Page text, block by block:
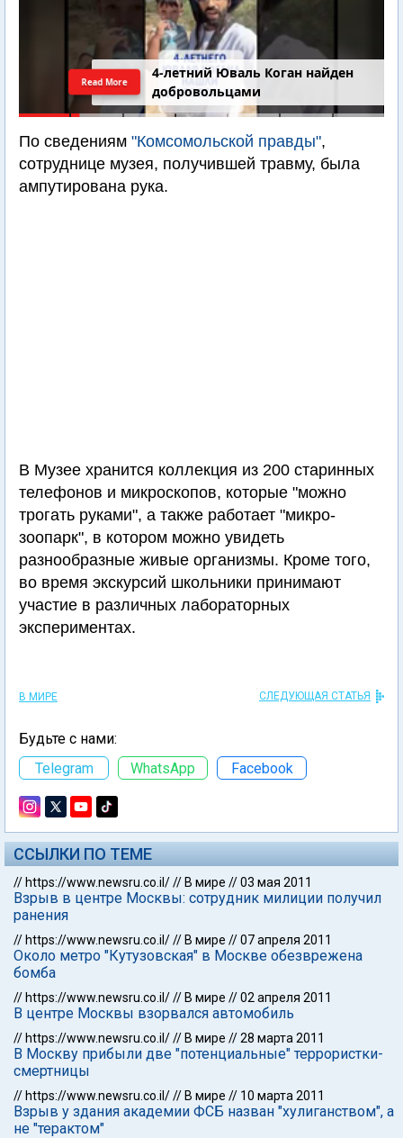
4-летний Юваль Коган найден
добровольцами
Read More
По сведениям "Комсомольской правды",
сотруднице музея, получившей травму, была
ампутирована рука.
В Музее хранится коллекция из 200 старинных
телефонов и микроскопов, которые "можно
трогать руками", а также работает "микро-
зоопарк", в котором можно увидеть
разнообразные живые организмы. Кроме того,
во время экскурсий школьники принимают
участие в различных лабораторных
экспериментах.
В МИРЕ СЛЕДУЮЩАЯ СТАТЬЯ
Будьте с нами:
Telegram
WhatsApp Facebook
ССЫЛКИ ПО ТЕМЕ
// https://www.newsru.co.il/// В мире //03 мая 2011
Взрыв в центре Москвы: сотрудник милиции получил
ранения
// https://www.newsru.co.il/// В мире //07 апреля 2011
Около метро "Кутузовская" в Москве обезврежена
бомба
// https://www.newsru.co.il/// В мире //02 апреля 2011
В центре Москвы взорвался автомобиль
// https://www.newsru.co.il/// В мире //28 марта 2011
В Москву прибыли две "потенциальные" террористки-
смертницы
// https://www.newsru.co.il/// В мире // 10 марта 2011
Взрыв у здания академии ФСБ назван "хулиганством", а
не "терактом"